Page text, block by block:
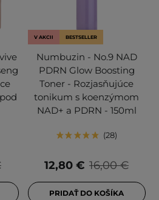
V AKCII BESTSELLER
Numbuzin - No.9 NAD
PDRN Glow Boosting
Toner - Rozjasňujúce
tonikum s koenzýmom
NAD+ a PDRN - 150ml
28
16,00 €
12,80 €
PRIDAŤ DO KOŠÍKA